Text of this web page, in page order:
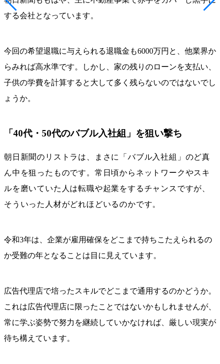
する会社となっています。
今回の希望退職に与えられる退職金も6000万円と、他業界か
らみれば高水準です。しかし、家の残りのローンを支払い、
子供の学費を計算すると大して多く残らないのではないでし
ょうか。
「40代・50代のバブル入社組」を狙い撃ち
朝日新聞のリストラは、まさに「バブル入社組」のど真
ん中を狙ったものです。常日頃からネットワークやスキ
ルを磨いていた人は転職や起業をするチャンスですが、
そういった人材がどれほどいるのかです。
令和3年は、企業が雇用確保をどこまで持ちこたえられるの
か受難の年となることは目に見えています。
広告代理店で培ったスキルでどこまで通用するのかどうか。
これは広告代理店に限ったことではないかもしれませんが、
常に学ぶ姿勢で努力を継続していかなければ、厳しい現実が
待ち構えています。